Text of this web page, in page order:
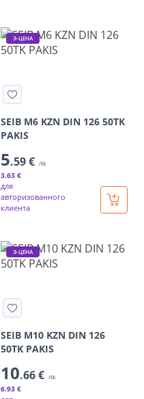
Э-ЦЕНА
SEIB M6 KZN DIN 126 50TK
PAKIS
5.59 € /tk
3.63 €
для
авторизованного
клиента
Э-ЦЕНА
SEIB M10 KZN DIN 126
50TK PAKIS
10.66 € /tk
6.93 €